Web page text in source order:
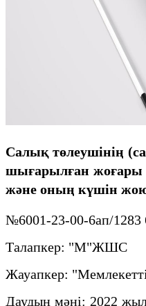
Салық төлеушінің
шығарылған жоғары
және оның күшін
№6001-23-00-6ап/1283
Талапкер: "М"ЖШС
Жауапкер:
Даудың мәні: 2022